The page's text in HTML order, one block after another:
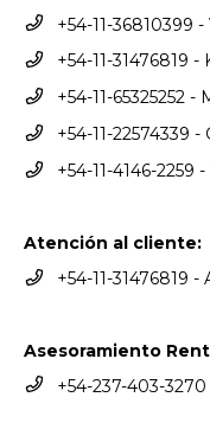
+54-11-36810399
+54-11-31476819
+54-11-65325252 -
+54-11-22574339
+54-11-4146-2259
Atención al cliente:
+54-11-31476819 -
Asesoramiento
+54-237-403-